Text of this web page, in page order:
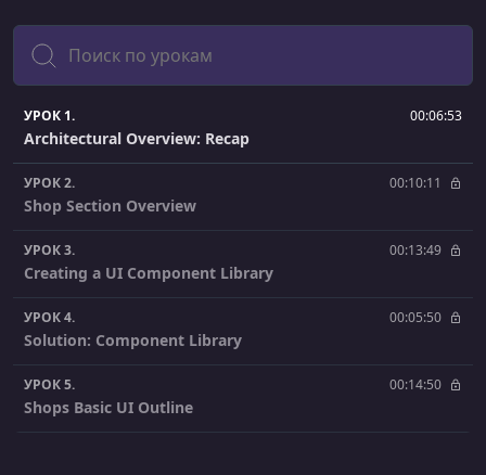
Поиск
УРОК 1. 00:06:53
Architectural Overview: Recap
УРОК 2. 00:10:11
Shop Section Overview
УРОК 3. 00:13:49
Creating a UI Component Library
УРОК 4. 00:05:50
Solution: Component Library
УРОК 5. 00:14:50
Shops Basic UI Outline